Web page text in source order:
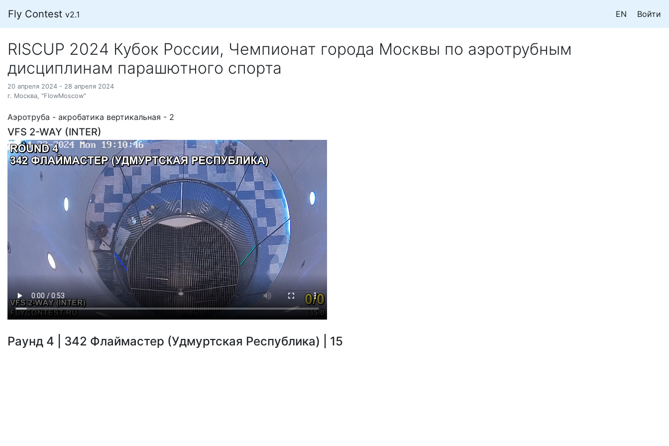
Fly Contest v2.1 EN Войти
RISCUP 2024 Кубок России, Чемпионат города Москвы по аэротрубным
дисциплинам парашютного спорта
20 апреля 2024 - 28 апреля 2024
г. Москва, "FlowMoscow"
Аэротруба - акробатика вертикальная - 2
VFS 2-WAY (INTER)
Раунд 4 | 342 Флаймастер (Удмуртская Республика) | 15